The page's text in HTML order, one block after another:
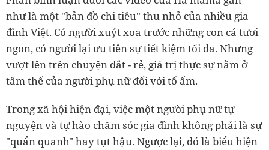
như là một "bản đồ chi tiêu" thu nhỏ của nhiều gia
đình Việt. Có người xuýt xoa trước những con cá tươi
ngon, có người lại ưu tiên sự tiết kiệm tối đa. Nhưng
vượt lên trên chuyện đắt - rẻ, giá trị thực sự nằm ở
tâm thế của người phụ nữ đối với tổ ấm.
Trong xã hội hiện đại, việc một người phụ nữ tự
nguyện và tự hào chăm sóc gia đình không phải là sự
"quẩn quanh" hay tụt hậu. Ngược lại, đó là biểu hiện